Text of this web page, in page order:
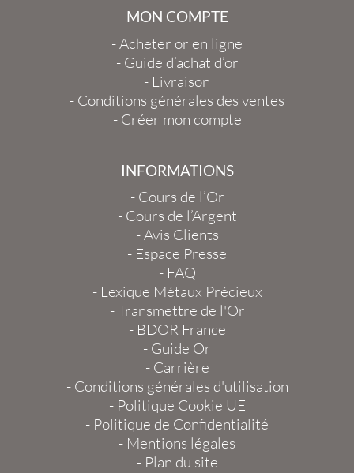
MON COMPTE
-Acheter or en ligne
- Guide d’achat d’or
- Livraison
- Conditions générales des ventes
- Créer mon compte
INFORMATIONS
- Cours de l’Or
- Cours de l’Argent
-Avis Clients
- Espace Presse
- FAQ
- Lexique Métaux Précieux
-Transmettre de l'Or
- BDOR France
- Guide Or
- Carrière
- Conditions générales d'utilisation
- Politique Cookie UE
- Politique de Confidentialité
- Mentions légales
- Plan du site